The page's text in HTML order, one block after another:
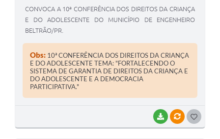
BAIXARVÍNCULOS
CONVOCA A 10ª CONFERÊNCIA DOS DIREITOS DA CRIANÇA
E DO ADOLESCENTE DO MUNICÍPIO DE ENGENHEIRO
BELTRÃO/PR.
Obs: 10ª CONFERÊNCIA DOS DIREITOS DA CRIANÇA
E DO ADOLESCENTE TEMA: "FORTALECENDO O
SISTEMA DE GARANTIA DE DIREITOS DA CRIANÇA E
DO ADOLESCENTE E A DEMOCRACIA
PARTICIPATIVA."